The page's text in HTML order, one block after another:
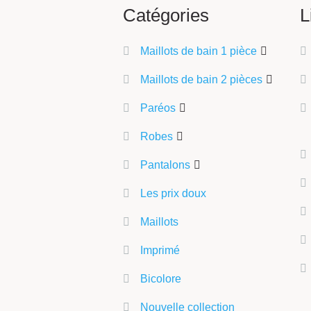
Catégories
Maillots de bain 1 pièce
Maillots de bain 2 pièces
Paréos
Robes
Pantalons
Les prix doux
Maillots
Imprimé
Bicolore
Nouvelle collection